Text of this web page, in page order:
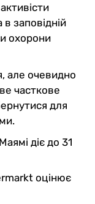
заповідній
охорони
але очевидно
часткове
для
діє до 31
оцінює